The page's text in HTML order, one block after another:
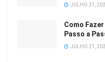
JULHO 21,
Como
Passo a
JULHO 21,